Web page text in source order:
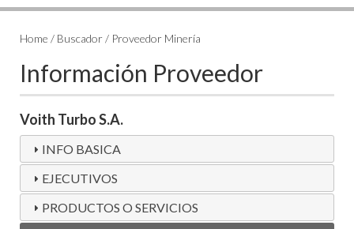
Home / Buscador / Proveedor Minería
Información Proveedor
Voith Turbo S.A.
INFO BASICA
EJECUTIVOS
PRODUCTOS O SERVICIOS